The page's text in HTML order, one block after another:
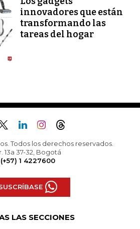
innovadores que están
transformando las
tareas del hogar
Todos los derechos reservados.
13a 37-32, Bogotá
(+57) 1 4227600
LAS SECCIONES